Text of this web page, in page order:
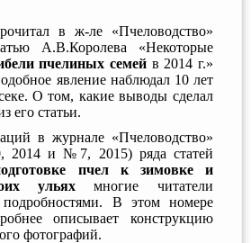
в ж-ле «Пчеловодство»
А.В.Королева «Некоторые
пчелиных семей в 2014 г.»
явление наблюдал 10 лет
О том, какие выводы сделал
его статьи.
в журнале «Пчеловодство»
и №7, 2015) ряда статей
пчел к зимовке и
ульях многие читатели
подробностями. В этом номере
описывает конструкцию
фотографий.